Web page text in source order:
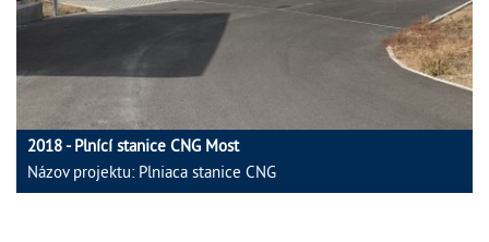
2018 - Plnící stanice CNG Most
Názov projektu: Plniaca stanice CNG